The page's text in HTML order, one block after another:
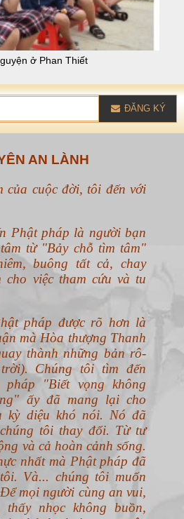
ở Phan Thiết
ĐĂNG KÝ
AN LÀNH
của cuộc đời, tôi đến với
Phật pháp là người bạn
từ "Bảy chỗ tìm tâm"
buông tất cả, chay
cho việc tham cứu và tu
pháp được rõ hơn là
mà Hòa thượng Thanh
thành những bản rô-
Chúng tôi tìm đến
"Biết vọng không
ấy đã mang lại cho
kỳ diệu khó nói. Nó đã
tôi thay đổi. Từ tư
và cả hoàn cảnh sống.
nhất mà Phật pháp đã
Và... chúng tôi muốn
mọi người cùng an vui,
nhọc không buồn,